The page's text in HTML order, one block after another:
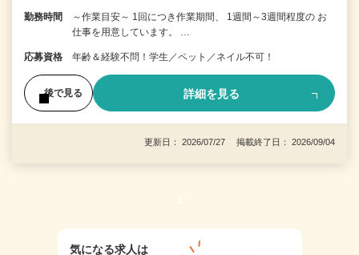
勤務時間
～作業目安～ 1回につき作業期間、 1週間～3週間程度の お
仕事を用意しています。 …
応募資格 年齢＆経験不問！学生／ペット／ネイル不可！
後で見る 詳細を見る
更新日： 2026/07/27 掲載終了日： 2026/09/04
1
気になる求人は